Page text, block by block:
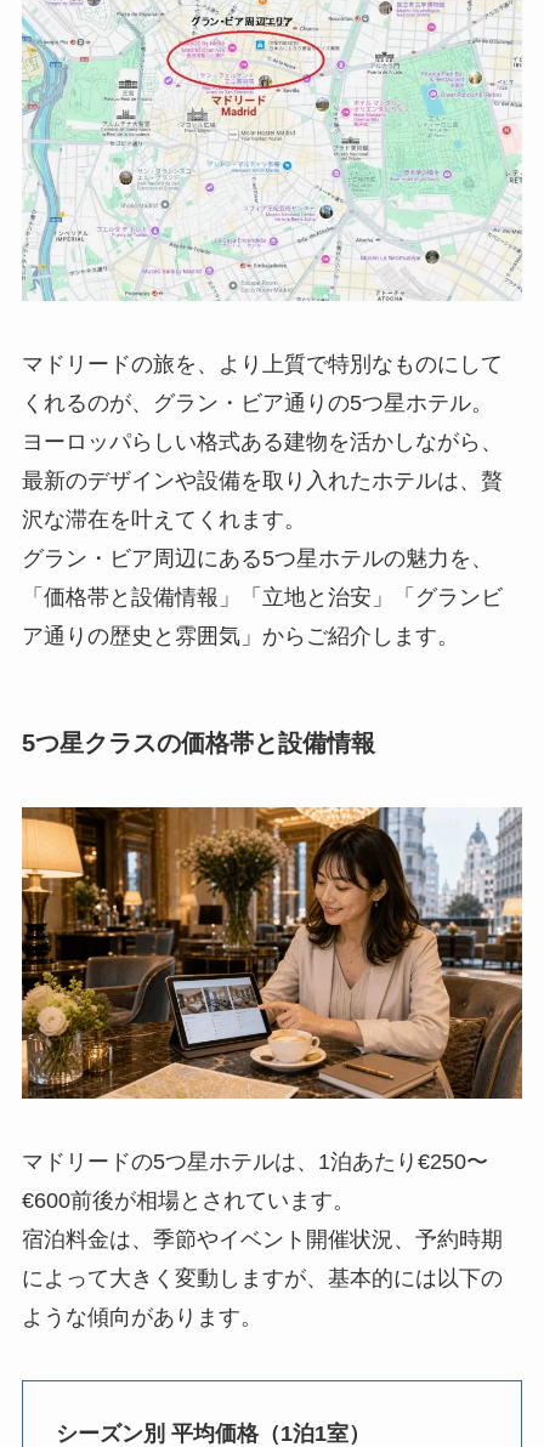
マドリードの旅を、より上質で特別なものにして
くれるのが、グラン・ビア通りの5つ星ホテル。
ヨーロッパらしい格式ある建物を活かしながら、
最新のデザインや設備を取り入れたホテルは、贅
沢な滞在を叶えてくれます。
グラン・ビア周辺にある5つ星ホテルの魅力を、
「価格帯と設備情報」「立地と治安」「グランビ
ア通りの歴史と雰囲気」からご紹介します。
5つ星クラスの価格帯と設備情報
マドリードの5つ星ホテルは、1泊あたり€250〜
€600前後が相場とされています。
宿泊料金は、季節やイベント開催状況、予約時期
によって大きく変動しますが、基本的には以下の
ような傾向があります。
シーズン別 平均価格（1泊1室）